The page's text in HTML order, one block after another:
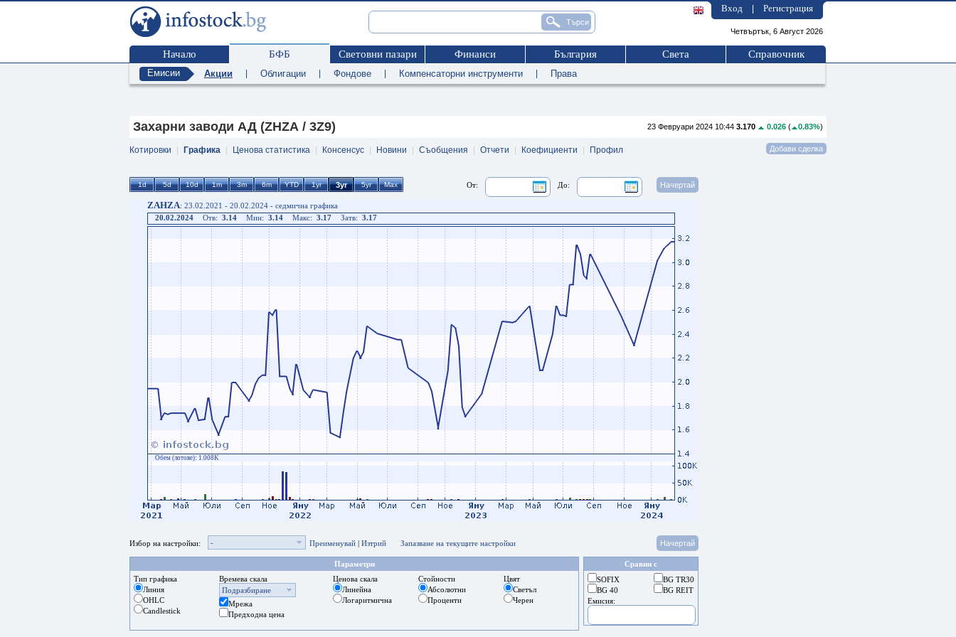
Вход Регистрация
Четвъртък, 6 Август 2026
Начало БФБ Световни пазари Финанси България Света Справочник
Емисии Акции Облигации Фондове Компенсаторни инструменти Права
23 Февруари 2024 10:44 3.170 0.026 ( 0.83%)
Захарни заводи АД (ZHZA / 3Z9)
Котировки Графика Ценова статистика Консенсус Новини Съобщения Отчети Коефициенти Профил
До:
От:
ZAHZA: 23.02.2021 - 20.02.2024 - седмична графика
20.02.2024
Отв: 3.14 Мин: 3.14 Макс: 3.17 Затв: 3.17
Обем (лотове): 1.008K
Избор на настройки: - Преименувай | Изтрий Запазване на текущите настройки
Сравни с
BG TR30
BG REIT
SOFIX
BG 40
Емисия:
Параметри
Тип графика
Линия
OHLC
Candlestick
Времева скала
Подразбиране
Мрежа
Предходна цена
Ценова скала
Линейна
Логаритмична
Стойности
Абсолютни
Проценти
Цвят
Светъл
Черен